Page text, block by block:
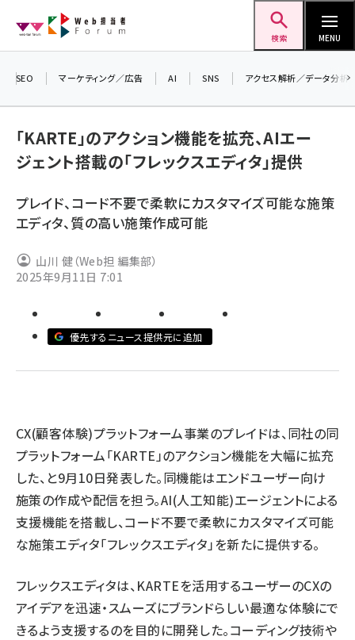
ン
検索 MENU
ai (2818)
note (2320)
z世代 (1629)
SEO マーケティング／広告 AI SNS アクセス解析／データ分析
「KARTE」のアクション機能を拡充、AIエー
ジェント搭載の「フレックスエディタ」提供
プレイド、コード不要で柔軟にカスタマイズ可能な施策
エディタ、質の高い施策作成可能
山川 健（Web担 編集部）
2025年9月11日 7:01
優先するニュース提供元に追加
CX(顧客体験)プラットフォーム事業のプレイドは、同社の同
プラットフォーム「KARTE」のアクション機能を大幅に拡充
した、と9月10日発表した。同機能はエンドユーザー向け
施策の作成や配信を担う。AI(人工知能)エージェントによる
支援機能を搭載し、コード不要で柔軟にカスタマイズ可能
な施策エディタ「フレックスエディタ」を新たに提供する。
フレックスエディタは、KARTEを活用するユーザーのCXの
アイデアを迅速・スムーズにブランドらしい最適な体験にで
きるよう支援するのを目的に開発した。コーディング技術や